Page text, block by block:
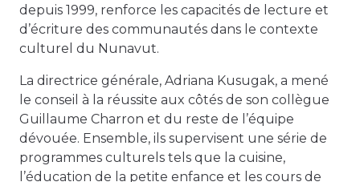
depuis 1999, renforce les capacités de lecture et
d’écriture des communautés dans le contexte
culturel du Nunavut.
La directrice générale, Adriana Kusugak, a mené
le conseil à la réussite aux côtés de son collègue
Guillaume Charron et du reste de l’équipe
dévouée. Ensemble, ils supervisent une série de
programmes culturels tels que la cuisine,
l’éducation de la petite enfance et les cours de